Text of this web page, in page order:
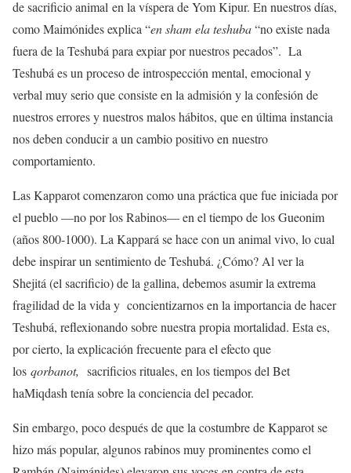
de sacrificio animal en la víspera de Yom Kipur. En nuestros días,
como Maimónides explica “en sham ela teshuba“no existe nada
fuera de la Teshubá para expiar por nuestros pecados”. La
Teshubá es un proceso de introspección mental, emocional y
verbal muy serio que consiste en la admisión y la confesión de
nuestros errores y nuestros malos hábitos, que en última instancia
nos deben conducir a un cambio positivo en nuestro
comportamiento.
Las Kapparot comenzaron como una práctica que fue iniciada por
el pueblo —no por los Rabinos— en el tiempo de los Gueonim
(años 800-1000). La Kappará se hace con un animal vivo, lo cual
debe inspirar un sentimiento de Teshubá. ¿Cómo? Al ver la
Shejitá (el sacrificio) de la gallina, debemos asumir la extrema
fragilidad de la vida y concientizarnos en la importancia de hacer
Teshubá, reflexionando sobre nuestra propia mortalidad. Esta es,
por cierto, la explicación frecuente para el efecto que
los qorbanot, sacrificios rituales, en los tiempos del Bet
haMiqdash tenía sobre la conciencia del pecador.
Sin embargo, poco después de que la costumbre de Kapparot se
hizo más popular, algunos rabinos muy prominentes como el